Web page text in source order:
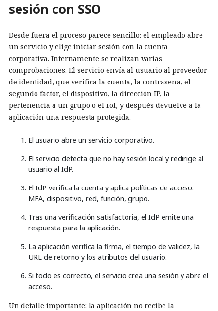
sesión con SSO
Desde fuera el proceso parece sencillo: el empleado abre
un servicio y elige iniciar sesión con la cuenta
corporativa. Internamente se realizan varias
comprobaciones. El servicio envía al usuario al proveedor
de identidad, que verifica la cuenta, la contraseña, el
segundo factor, el dispositivo, la dirección IP, la
pertenencia a un grupo o el rol, y después devuelve a la
aplicación una respuesta protegida.
El usuario abre un servicio corporativo.
El servicio detecta que no hay sesión local y redirige al
usuario al IdP.
El IdP verifica la cuenta y aplica políticas de acceso:
MFA, dispositivo, red, función, grupo.
Tras una verificación satisfactoria, el IdP emite una
respuesta para la aplicación.
La aplicación verifica la firma, el tiempo de validez, la
URL de retorno y los atributos del usuario.
Si todo es correcto, el servicio crea una sesión y abre el
acceso.
Un detalle importante: la aplicación no recibe la